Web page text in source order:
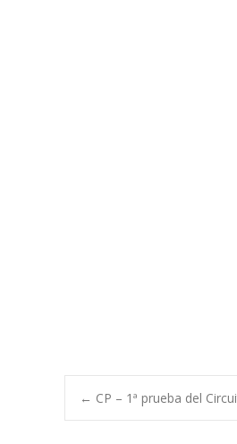
Post
← CP – 1ª prueba del